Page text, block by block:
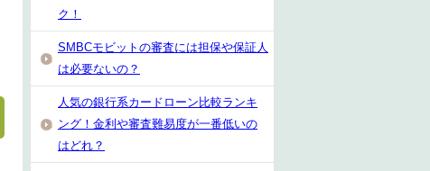
ク！
SMBCモビットの審査には担保や保証人
は必要ないの？
人気の銀行系カードローン比較ランキ
ング！金利や審査難易度が一番低いの
はどれ？